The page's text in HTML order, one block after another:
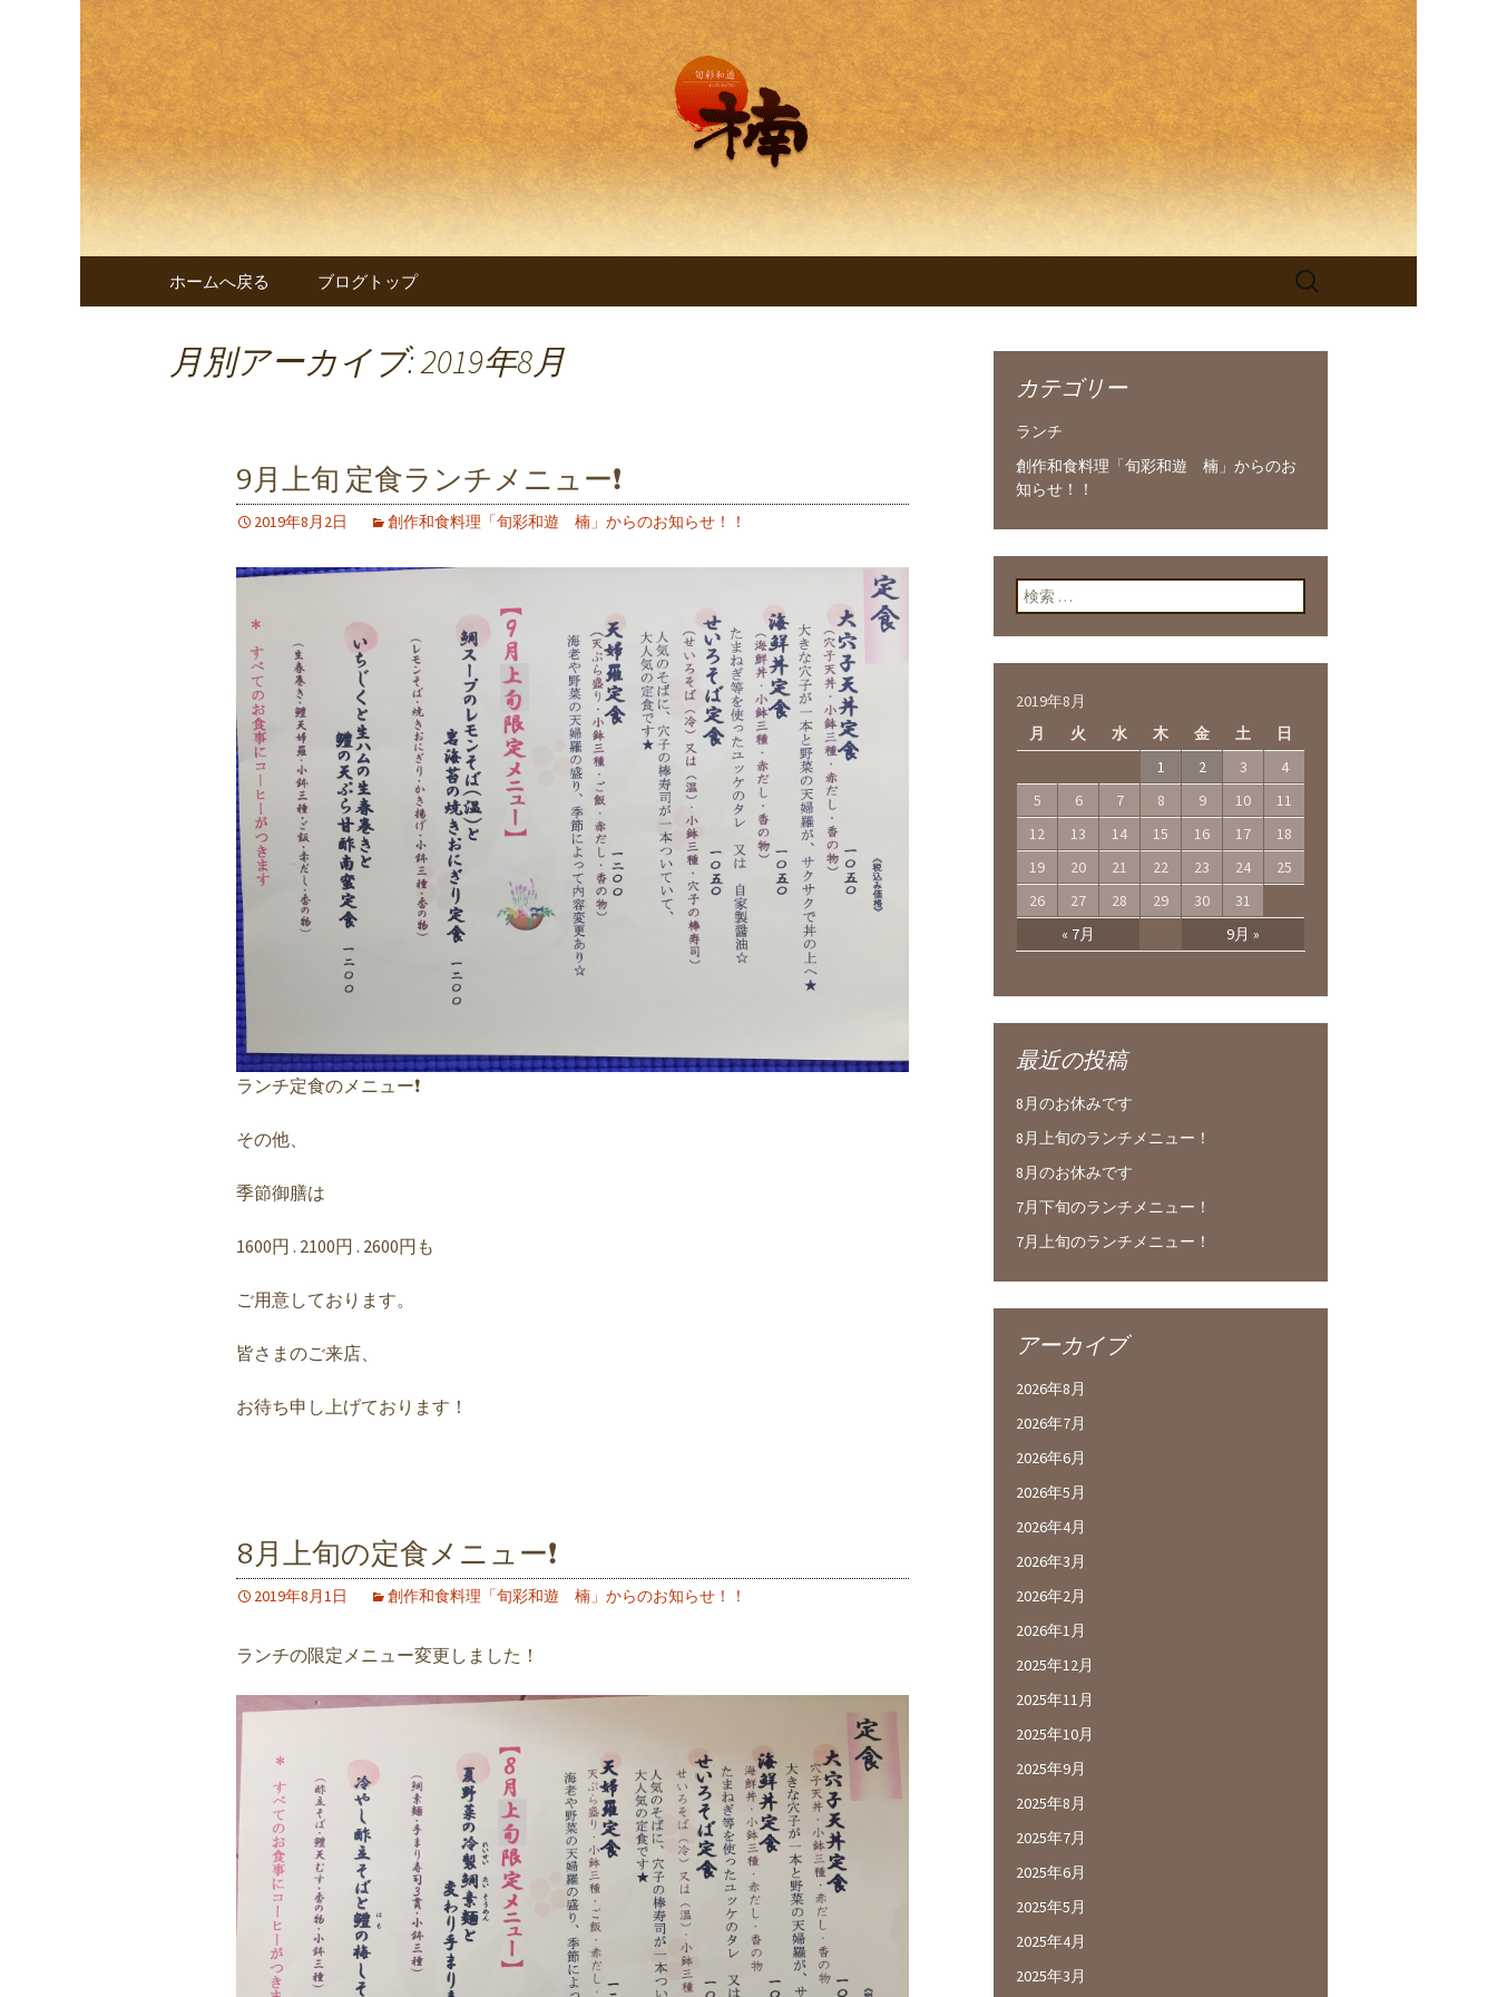
兵庫・西明石の創作和食料理「旬彩和
遊 楠～くすのき～」
兵庫・西明石の創作和食料理 旬彩和遊 楠。
コンテンツへ移動
ホームへ戻る ブログトップ
検
月別アーカイブ: 2019年8月
9月上旬 定食ランチメニュー❗️
2019年8月2日 創作和食料理「旬彩和遊 楠」からのお知らせ！！
ランチ定食のメニュー❗️
その他、
季節御膳は
1600円 . 2100円 . 2600円も
ご用意しております。
皆さまのご来店、
お待ち申し上げております！
8月上旬の定食メニュー❗️
2019年8月1日 創作和食料理「旬彩和遊 楠」からのお知らせ！！
ランチの限定メニュー変更しました！
カテゴリー
ランチ
創作和食料理「旬彩和遊 楠」からのお
知らせ！！
検索:
2019年8月
月
火 水 木 金 土 日
« 7月 9月 »
1 2 3
4
5
6 7 8 9 10
11
12
13 14 15 16 17
18
19
20 21 22 23 24
25
26
27 28 29 30 31
最近の投稿
8月のお休みです
8月上旬のランチメニュー！
8月のお休みです
7月下旬のランチメニュー！
7月上旬のランチメニュー！
アーカイブ
2026年8月
2026年7月
2026年6月
2026年5月
2026年4月
2026年3月
2026年2月
2026年1月
2025年12月
2025年11月
2025年10月
2025年9月
2025年8月
2025年7月
2025年6月
2025年5月
2025年4月
2025年3月